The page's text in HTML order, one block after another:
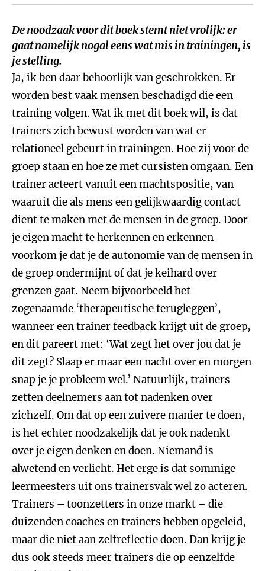
De noodzaak voor dit boek stemt niet vrolijk: er
gaat namelijk nogal eens wat mis in trainingen, is
je stelling.
Ja, ik ben daar behoorlijk van geschrokken. Er
worden best vaak mensen beschadigd die een
training volgen. Wat ik met dit boek wil, is dat
trainers zich bewust worden van wat er
relationeel gebeurt in trainingen. Hoe zij voor de
groep staan en hoe ze met cursisten omgaan. Een
trainer acteert vanuit een machtspositie, van
waaruit die als mens een gelijkwaardig contact
dient te maken met de mensen in de groep. Door
je eigen macht te herkennen en erkennen
voorkom je dat je de autonomie van de mensen in
de groep ondermijnt of dat je keihard over
grenzen gaat. Neem bijvoorbeeld het
zogenaamde ‘therapeutische terugleggen’,
wanneer een trainer feedback krijgt uit de groep,
en dit pareert met: ‘Wat zegt het over jou dat je
dit zegt? Slaap er maar een nacht over en morgen
snap je je probleem wel.’ Natuurlijk, trainers
zetten deelnemers aan tot nadenken over
zichzelf. Om dat op een zuivere manier te doen,
is het echter noodzakelijk dat je ook nadenkt
over je eigen denken en doen. Niemand is
alwetend en verlicht. Het erge is dat sommige
leermeesters uit ons trainersvak wel zo acteren.
Trainers – toonzetters in onze markt – die
duizenden coaches en trainers hebben opgeleid,
maar die niet aan zelfreflectie doen. Dan krijg je
dus ook steeds meer trainers die op eenzelfde